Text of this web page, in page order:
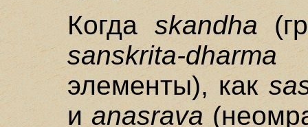
Когдаskandha
sanskrita-dharma
элементы), как
иanasrava